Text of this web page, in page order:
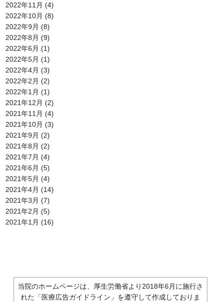
2022年11月 (4)
2022年10月 (8)
2022年9月 (8)
2022年8月 (9)
2022年6月 (1)
2022年5月 (1)
2022年4月 (3)
2022年2月 (2)
2022年1月 (1)
2021年12月 (2)
2021年11月 (4)
2021年10月 (3)
2021年9月 (2)
2021年8月 (2)
2021年7月 (4)
2021年6月 (5)
2021年5月 (4)
2021年4月 (14)
2021年3月 (7)
2021年2月 (5)
2021年1月 (16)
当院のホームページは、厚生労働省より2018年6月に施行さ
れた 「医療広告ガイドライン」を遵守して作成しておりま